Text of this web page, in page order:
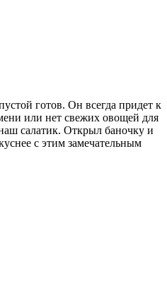
готов. Он всегда придет к
или нет свежих овощей для
салатик. Открыл баночку и
с этим замечательным